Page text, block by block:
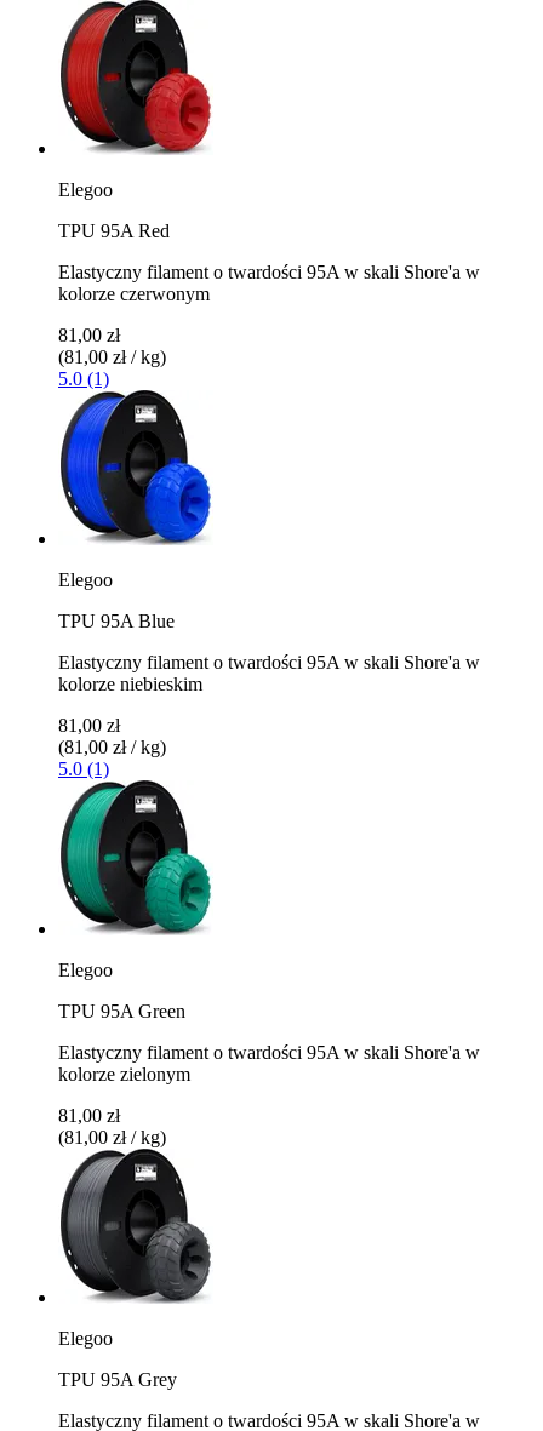
Elegoo
TPU 95A Red
Elastyczny filament o twardości 95A w skali Shore'a w
kolorze czerwonym
81,00 zł
(81,00 zł / kg)
5.0 (1)
Elegoo
TPU 95A Blue
Elastyczny filament o twardości 95A w skali Shore'a w
kolorze niebieskim
81,00 zł
(81,00 zł / kg)
5.0 (1)
Elegoo
TPU 95A Green
Elastyczny filament o twardości 95A w skali Shore'a w
kolorze zielonym
81,00 zł
(81,00 zł / kg)
Elegoo
TPU 95A Grey
Elastyczny filament o twardości 95A w skali Shore'a w